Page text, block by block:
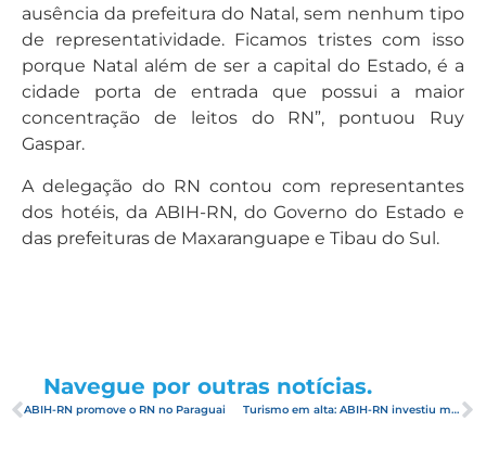
ausência da prefeitura do Natal, sem nenhum tipo
de representatividade. Ficamos tristes com isso
porque Natal além de ser a capital do Estado, é a
cidade porta de entrada que possui a maior
concentração de leitos do RN”, pontuou Ruy
Gaspar.
A delegação do RN contou com representantes
dos hotéis, da ABIH-RN, do Governo do Estado e
das prefeituras de Maxaranguape e Tibau do Sul.
Navegue por outras notícias.
ABIH-RN promove o RN no Paraguai Turismo em alta: ABIH-RN investiu mais de R$ 500 mil em ações de promoção e divulgação da hotelaria do RN